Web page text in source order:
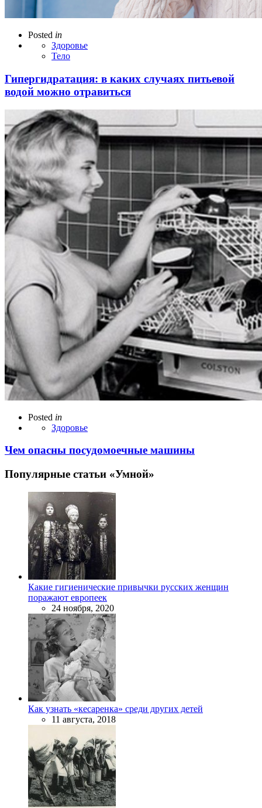
Posted in
Здоровье
Тело
Гипергидратация: в каких случаях питьевой
водой можно отравиться
Posted in
Здоровье
Чем опасны посудомоечные машины
Популярные статьи «Умной»
Какие гигиенические привычки русских женщин
поражают европеек
24 ноября, 2020
Как узнать «кесаренка» среди других детей
11 августа, 2018